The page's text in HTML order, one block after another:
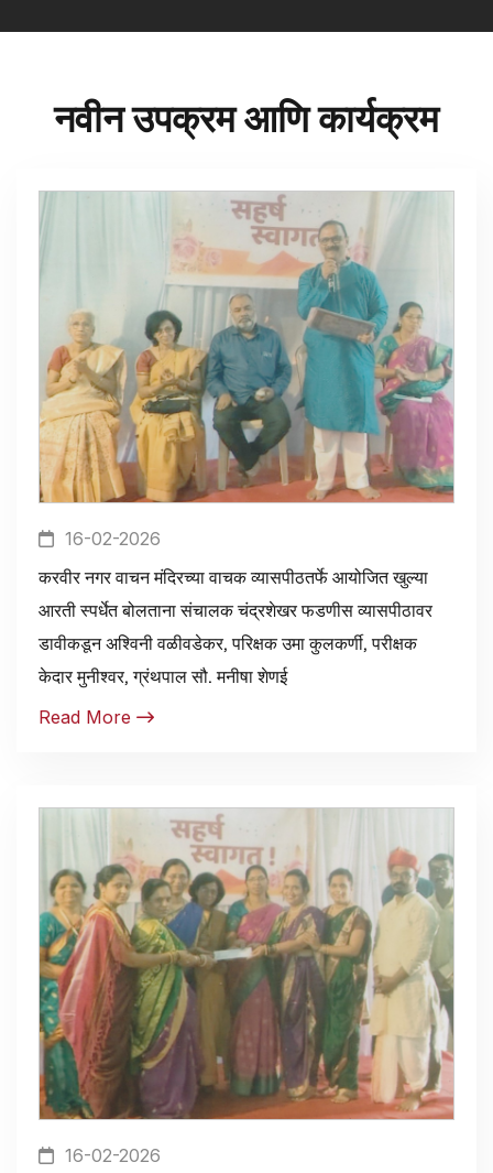
नवीन उपक्रम आणि कार्यक्रम
16-02-2026
करवीर नगर वाचन मंदिरच्या वाचक व्यासपीठतर्फे आयोजित खुल्या
आरती स्पर्धेत बोलताना संचालक चंद्रशेखर फडणीस व्यासपीठावर
डावीकडून अश्विनी वळीवडेकर, परिक्षक उमा कुलकर्णी, परीक्षक
केदार मुनीश्वर, ग्रंथपाल सौ. मनीषा शेणई
Read More
16-02-2026